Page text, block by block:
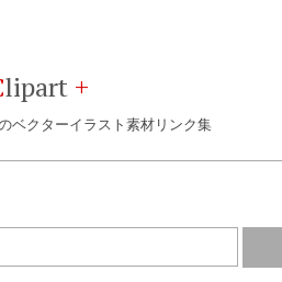
lipart +
ベクターイラスト素材リンク集